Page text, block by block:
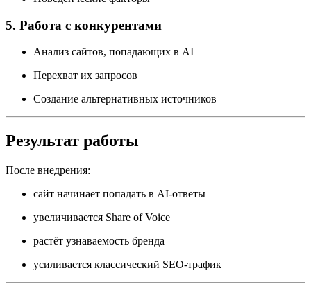
5. Работа с конкурентами
Анализ сайтов, попадающих в AI
Перехват их запросов
Создание альтернативных источников
Результат работы
После внедрения:
сайт начинает попадать в AI-ответы
увеличивается Share of Voice
растёт узнаваемость бренда
усиливается классический SEO-трафик